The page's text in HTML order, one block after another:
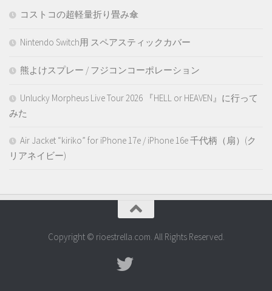
コストコの超軽量折り畳み傘
Nintendo Switch用 スペアスティックカバー
熊よけスプレー / フジコンコーポレーション
Unlucky Morpheus Live Tour 2026 『HELL or HEAVEN』に行って
みた
Air Jacket “kiriko” for iPhone 17e / iPhone 16e 千代柄（扇）(ク
リアネイビー)
Copyright © rioestrella.com. All Rights Reserved.